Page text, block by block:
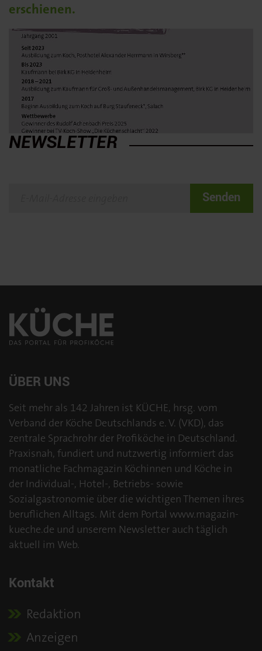
erschienen.
NEWSLETTER
Senden
ÜBER UNS
Seit mehr als 142 Jahren ist KÜCHE, hrsg. vom
Verband der Köche Deutschlands e. V. (VKD), das
zentrale Sprachrohr der Profiköche in Deutschland.
Praxisnah, fundiert und nutzwertig informiert das
monatliche Fachmagazin Köchinnen und Köche in
der Individual-, Hotel-, Betriebs- sowie
Sozialgastronomie über die wichtigen Themen ihres
beruflichen Alltags. Mit dem Portal www.magazin-
kueche.de und unserem Newsletter auch täglich
aktuell im Web.
Kontakt
Redaktion
Anzeigen